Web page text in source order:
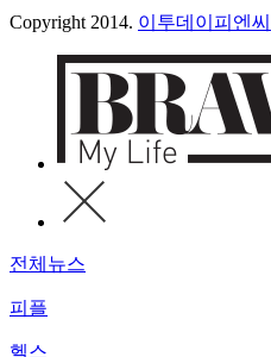
Copyright 2014. 이투데이피엔씨
전체뉴스
피플
헬스